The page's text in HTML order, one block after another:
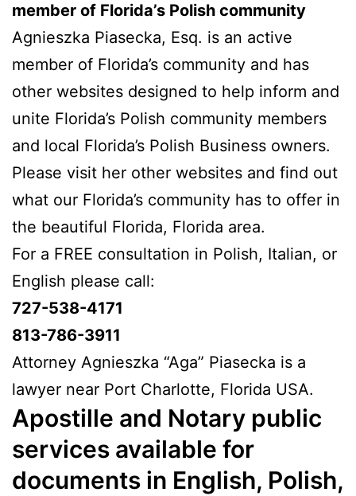
member of Florida’s Polish community
Agnieszka Piasecka, Esq. is an active
member of Florida’s community and has
other websites designed to help inform and
unite Florida’s Polish community members
and local Florida’s Polish Business owners.
Please visit her other websites and find out
what our Florida’s community has to offer in
the beautiful Florida, Florida area.
For a FREE consultation in Polish, Italian, or
English please call:
727-538-4171
813-786-3911
Attorney Agnieszka “Aga” Piasecka is a
lawyer near Port Charlotte, Florida USA.
Apostille and Notary public
services available for
documents in English, Polish,